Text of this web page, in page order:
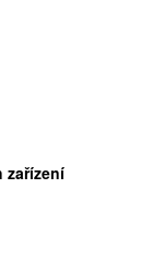
zařízení